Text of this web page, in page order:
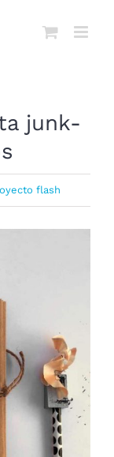
junk-
flash